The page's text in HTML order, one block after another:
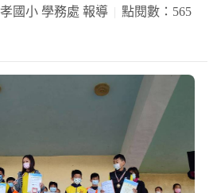
國小 學務處 報導
點閱數：565